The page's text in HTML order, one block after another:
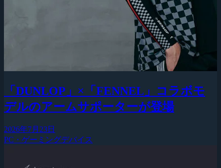
「DUNLOP」×「FENNEL」コラボモ
デルのアームサポーターが登場
2026年7月23日
PC・ゲーミングデバイス